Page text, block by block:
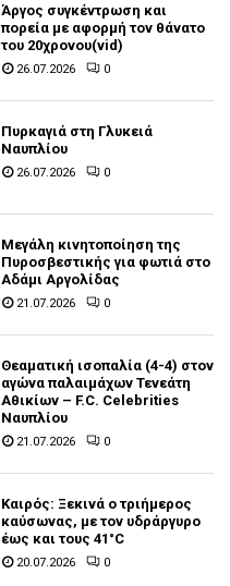
Άργος συγκέντρωση και
πορεία με αφορμή τον θάνατο
του 20χρονου(vid)
26.07.2026 0
Πυρκαγιά στη Γλυκειά
Ναυπλίου
26.07.2026 0
Μεγάλη κινητοποίηση της
Πυροσβεστικής για φωτιά στο
Αδάμι Αργολίδας
21.07.2026 0
Θεαματική ισοπαλία (4-4) στον
αγώνα παλαιμάχων Τενεάτη
Αθικίων – F.C. Celebrities
Ναυπλίου
21.07.2026 0
Καιρός: Ξεκινά ο τριήμερος
καύσωνας, με τον υδράργυρο
έως και τους 41°C
20.07.2026 0